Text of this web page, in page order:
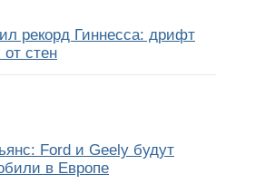
рекорд Гиннесса: дрифт
от стен
Ford и Geely будут
в Европе